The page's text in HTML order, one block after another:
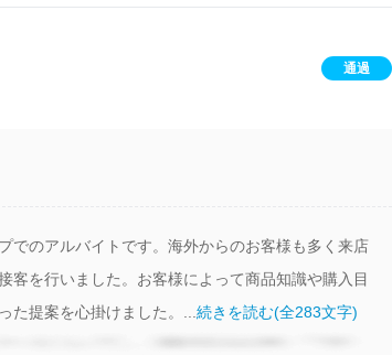
通過
でのアルバイトです。海外からのお客様も多く来店
客を行いました。お客様によって商品知識や購入目
た提案を心掛けました。... 続きを読む(全283文字)